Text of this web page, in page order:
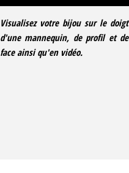
Visualisez votre bijou sur le doigt
d'une mannequin, de profil et de
face ainsi qu'en vidéo.